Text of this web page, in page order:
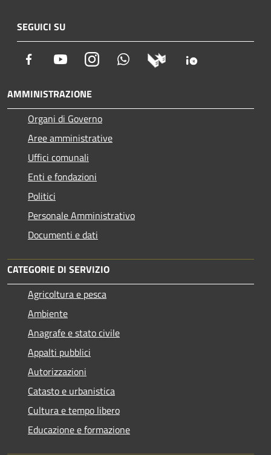
SEGUICI SU
Facebook YoutubeInstagram Whatsapp
AMMINISTRAZIONE
Organi di Governo
Aree amministrative
Uffici comunali
Enti e fondazioni
Politici
Personale Amministrativo
Documenti e dati
CATEGORIE DI SERVIZIO
Agricoltura e pesca
Ambiente
Anagrafe e stato civile
Appalti pubblici
Autorizzazioni
Catasto e urbanistica
Cultura e tempo libero
Educazione e formazione